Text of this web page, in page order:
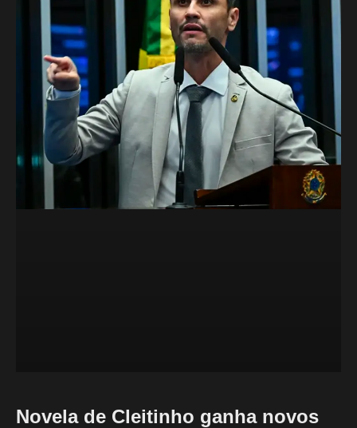
Novela de Cleitinho ganha novos